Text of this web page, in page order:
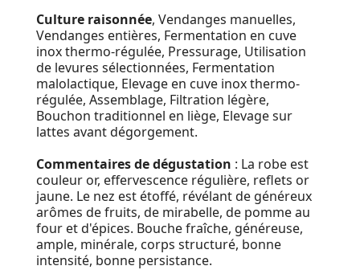
Culture raisonnée, Vendanges manuelles,
Vendanges entières, Fermentation en cuve
inox thermo-régulée, Pressurage, Utilisation
de levures sélectionnées, Fermentation
malolactique, Elevage en cuve inox thermo-
régulée, Assemblage, Filtration légère,
Bouchon traditionnel en liège, Elevage sur
lattes avant dégorgement.
Commentaires de dégustation : La robe est
couleur or, effervescence régulière, reflets or
jaune. Le nez est étoffé, révélant de généreux
arômes de fruits, de mirabelle, de pomme au
four et d'épices. Bouche fraîche, généreuse,
ample, minérale, corps structuré, bonne
intensité, bonne persistance.